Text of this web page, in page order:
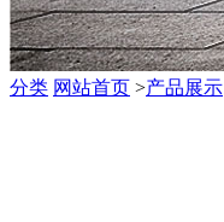
分类 网站首页 >产品展示